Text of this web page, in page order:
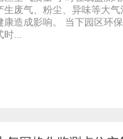
生废气、粉尘、异味等大
康造成影响。 当下园区环
时...